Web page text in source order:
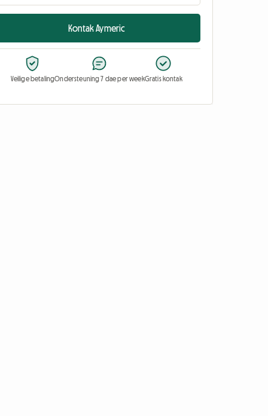
Kontak Aymeric
Veilige betalingOndersteuning 7 dae per weekGratis kontak